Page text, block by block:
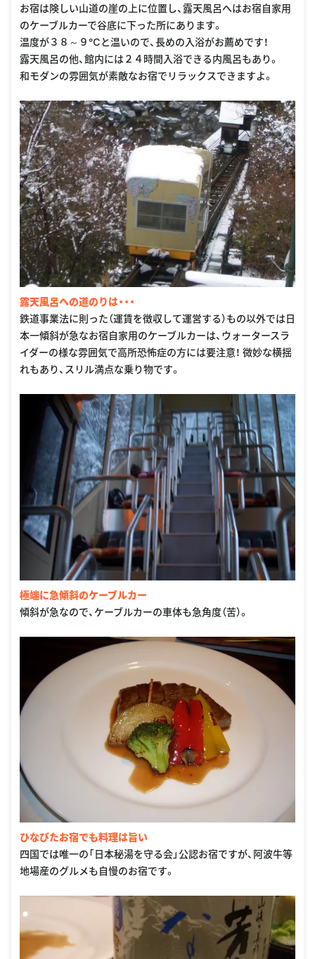
お宿は険しい山道の崖の上に位置し、露天風呂へはお宿自家用
のケーブルカーで谷底に下った所にあります。
温度が３８～９℃と温いので、長めの入浴がお薦めです！
露天風呂の他、館内には２４時間入浴できる内風呂もあり。
和モダンの雰囲気が素敵なお宿でリラックスできますよ。
露天風呂への道のりは・・・
鉄道事業法に則った（運賃を徴収して運営する）もの以外では日
本一傾斜が急なお宿自家用のケーブルカーは、ウォータースラ
イダーの様な雰囲気で高所恐怖症の方には要注意！ 微妙な横揺
れもあり、スリル満点な乗り物です。
極端に急傾斜のケーブルカー
傾斜が急なので、ケーブルカーの車体も急角度（苦）。
ひなびたお宿でも料理は旨い
四国では唯一の「日本秘湯を守る会」公認お宿ですが、阿波牛等
地場産のグルメも自慢のお宿です。